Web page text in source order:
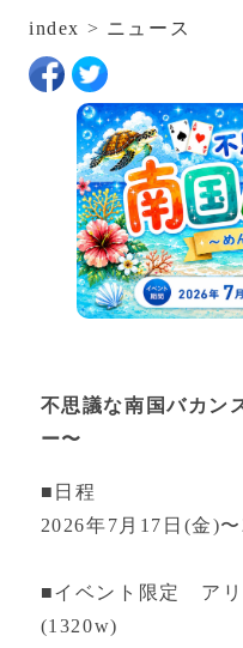
index > ニュース
不思議な南国バカン
ー〜
■日程
2026年7月17日(金)
■イベント限定 ア
(1320w)